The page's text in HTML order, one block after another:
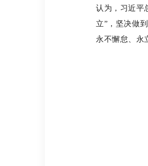
认为，习近平
立”，坚决做
永不懈怠、永